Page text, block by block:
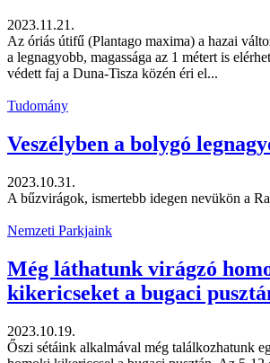
2023.11.21.
Az óriás útifű (Plantago maxima) a hazai
a legnagyobb, magassága az 1 métert is
védett faj a Duna-Tisza közén éri el...
Tudomány
Veszélyben a bolygó
2023.10.31.
A bűzvirágok, ismertebb idegen nevükön a
Nemzeti Parkjaink
Még láthatunk virágzó
kikericseket a bugaci
2023.10.19.
Őszi sétáink alkalmával még találkozhatunk